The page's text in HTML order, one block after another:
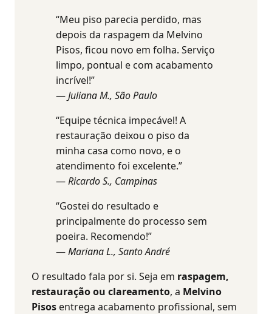
“Meu piso parecia perdido, mas
depois da raspagem da Melvino
Pisos, ficou novo em folha. Serviço
limpo, pontual e com acabamento
incrível!”
—Juliana M., São Paulo
“Equipe técnica impecável! A
restauração deixou o piso da
minha casa como novo, e o
atendimento foi excelente.”
—Ricardo S., Campinas
“Gostei do resultado e
principalmente do processo sem
poeira. Recomendo!”
—Mariana L., Santo André
O resultado fala por si. Seja em raspagem,
restauração ou clareamento, a Melvino
Pisos entrega acabamento profissional, sem